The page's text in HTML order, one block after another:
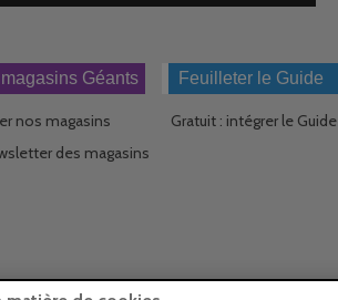
magasins Géants
nos magasins
des magasins
Feuilleter le Guide
Gratuit : intégrer le Guide